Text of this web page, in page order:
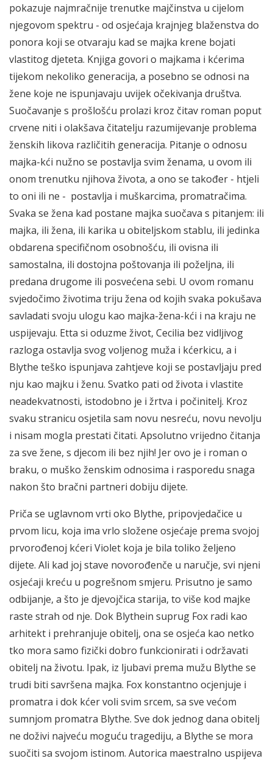
pokazuje najmračnije trenutke majčinstva u cijelom
njegovom spektru - od osjećaja krajnjeg blaženstva do
ponora koji se otvaraju kad se majka krene bojati
vlastitog djeteta. Knjiga govori o majkama i kćerima
tijekom nekoliko generacija, a posebno se odnosi na
žene koje ne ispunjavaju uvijek očekivanja društva.
Suočavanje s prošlošću prolazi kroz čitav roman poput
crvene niti i olakšava čitatelju razumijevanje problema
ženskih likova različitih generacija. Pitanje o odnosu
majka-kći nužno se postavlja svim ženama, u ovom ili
onom trenutku njihova života, a ono se također - htjeli
to oni ili ne - postavlja i muškarcima, promatračima.
Svaka se žena kad postane majka suočava s pitanjem: ili
majka, ili žena, ili karika u obiteljskom stablu, ili jedinka
obdarena specifičnom osobnošću, ili ovisna ili
samostalna, ili dostojna poštovanja ili poželjna, ili
predana drugome ili posvećena sebi. U ovom romanu
svjedočimo životima triju žena od kojih svaka pokušava
savladati svoju ulogu kao majka-žena-kći i na kraju ne
uspijevaju. Etta si oduzme život, Cecilia bez vidljivog
razloga ostavlja svog voljenog muža i kćerkicu, a i
Blythe teško ispunjava zahtjeve koji se postavljaju pred
nju kao majku i ženu. Svatko pati od života i vlastite
neadekvatnosti, istodobno je i žrtva i počinitelj. Kroz
svaku stranicu osjetila sam novu nesreću, novu nevolju
i nisam mogla prestati čitati. Apsolutno vrijedno čitanja
za sve žene, s djecom ili bez njih! Jer ovo je i roman o
braku, o muško ženskim odnosima i rasporedu snaga
nakon što bračni partneri dobiju dijete.
Priča se uglavnom vrti oko Blythe, pripovjedačice u
prvom licu, koja ima vrlo složene osjećaje prema svojoj
prvorođenoj kćeri Violet koja je bila toliko željeno
dijete. Ali kad joj stave novorođenče u naručje, svi njeni
osjećaji kreću u pogrešnom smjeru. Prisutno je samo
odbijanje, a što je djevojčica starija, to više kod majke
raste strah od nje. Dok Blythein suprug Fox radi kao
arhitekt i prehranjuje obitelj, ona se osjeća kao netko
tko mora samo fizički dobro funkcionirati i održavati
obitelj na životu. Ipak, iz ljubavi prema mužu Blythe se
trudi biti savršena majka. Fox konstantno ocjenjuje i
promatra i dok kćer voli svim srcem, sa sve većom
sumnjom promatra Blythe. Sve dok jednog dana obitelj
ne doživi najveću moguću tragediju, a Blythe se mora
suočiti sa svojom istinom. Autorica maestralno uspijeva